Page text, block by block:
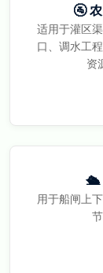
🚰
适用于灌区
口、调水工
资
🛳️
用于船闸上